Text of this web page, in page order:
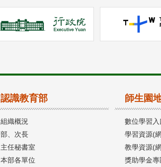
認識教育部
組織概況
部、次長
主任秘書室
本部各單位
師生園
數位學習入
學習資源(
教學資源(
獎助學金專